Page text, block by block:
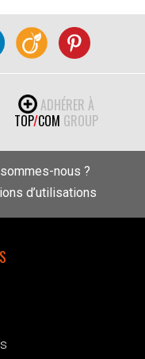
ADHÉRER À
TOP/COM GROUP
nous ?
d’utilisations